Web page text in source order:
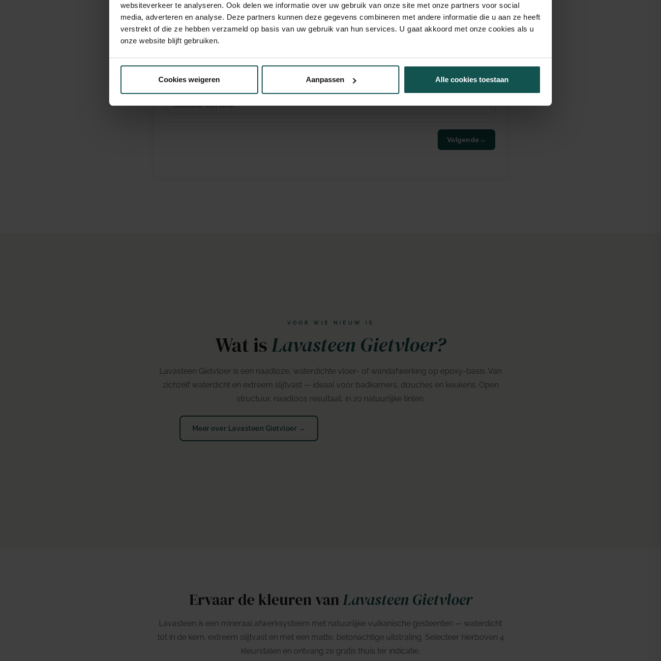
websiteverkeer te analyseren. Ook delen we informatie over uw gebruik van onze site met onze partners voor social
media, adverteren en analyse. Deze partners kunnen deze gegevens combineren met andere informatie die u aan ze heeft
verstrekt of die ze hebben verzameld op basis van uw gebruik van hun services. U gaat akkoord met onze cookies als u
onze website blijft gebruiken.
Cookies weigeren Aanpassen Alle cookies toestaan
Kleur 2*
Kleur 3*
Volgende →
VOOR WIE NIEUW IS
Wat isLavasteen Gietvloer?
Lavasteen Gietvloer is een naadloze, waterdichte vloer- of wandafwerking op epoxy-basis. Van
zichzelf waterdicht en extreem slijtvast — ideaal voor badkamers, douches en keukens. Open
structuur, naadloos resultaat, in 20 natuurlijke tinten.
Meer over Lavasteen Gietvloer →
Ervaar de kleuren vanLavasteen Gietvloer
Lavasteen is een mineraal afwerksysteem met natuurlijke vulkanische gesteenten — waterdicht
tot in de kern, extreem slijtvast en met een matte, betonachtige uitstraling. Selecteer hierboven 4
kleurstalen en ontvang ze gratis thuis ter indicatie.